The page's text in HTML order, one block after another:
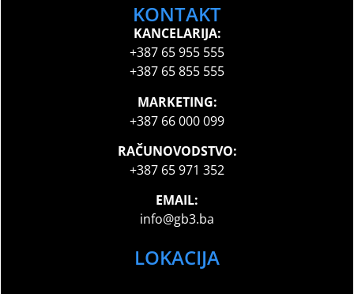
KONTAKT
KANCELARIJA:
+387 65 955 555
+387 65 855 555
MARKETING:
+387 66 000 099
RAČUNOVODSTVO:
+387 65 971 352
EMAIL:
info@gb3.ba
LOKACIJA